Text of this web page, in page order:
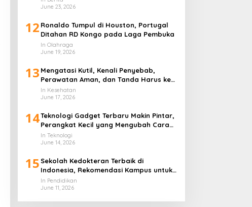
June 23, 2026
12 Ronaldo Tumpul di Houston, Portugal
Ditahan RD Kongo pada Laga Pembuka
In Olahraga
June 19, 2026
13 Mengatasi Kutil, Kenali Penyebab,
Perawatan Aman, dan Tanda Harus ke
Dokter
In Kesehatan
June 17, 2026
14Teknologi Gadget Terbaru Makin Pintar,
Perangkat Kecil yang Mengubah Cara
Hidup Harian
In Teknologi
June 14, 2026
15 Sekolah Kedokteran Terbaik di
Indonesia, Rekomendasi Kampus untuk
Calon Dokter
In Pendidikan
June 11, 2026